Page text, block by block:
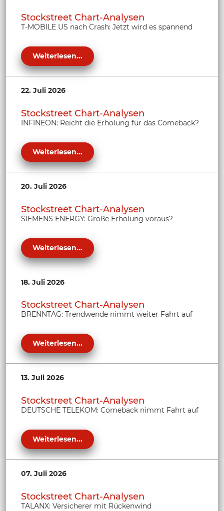
Stockstreet Chart-Analysen
T-MOBILE US nach Crash: Jetzt wird es spannend
Weiterlesen...
22. Juli 2026
Stockstreet Chart-Analysen
INFINEON: Reicht die Erholung für das Comeback?
Weiterlesen...
20. Juli 2026
Stockstreet Chart-Analysen
SIEMENS ENERGY: Große Erholung voraus?
Weiterlesen...
18. Juli 2026
Stockstreet Chart-Analysen
BRENNTAG: Trendwende nimmt weiter Fahrt auf
Weiterlesen...
13. Juli 2026
Stockstreet Chart-Analysen
DEUTSCHE TELEKOM: Comeback nimmt Fahrt auf
Weiterlesen...
07. Juli 2026
Stockstreet Chart-Analysen
TALANX: Versicherer mit Rückenwind